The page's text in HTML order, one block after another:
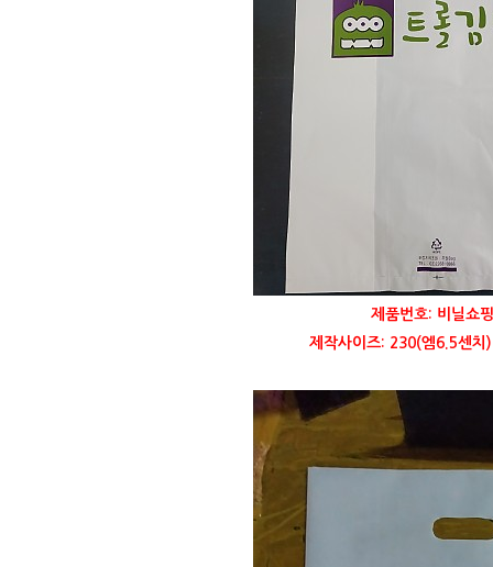
제품번호: 비닐쇼
제작사이즈: 230(엠6.5센치